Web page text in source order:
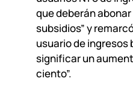
que deberán
subsidios” y
usuario de ingresos
significar un
ciento”.